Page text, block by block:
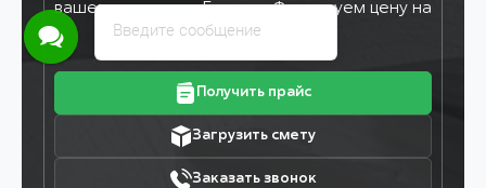
вашего заказа за 5 минут. Фиксируем цену на
7 дней!
Получить прайс
Загрузить смету
Заказать звонок
Введите сообщение